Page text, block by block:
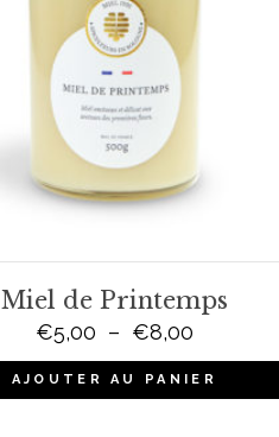
Miel de Printemps
€5,00 – €8,00Plage
de
prix :
AJOUTER AU PANIER